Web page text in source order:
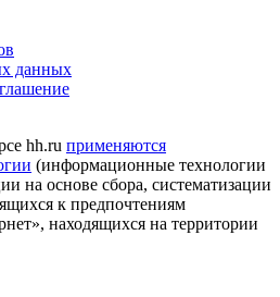
данных
hh.ru применяются
(информационные технологии
на основе сбора, систематизации
к предпочтениям
находящихся на территории